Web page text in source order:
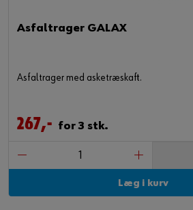
Asfaltrager GALAX
Asfaltrager med asketræskaft.
267,- for 3 stk.
Læg i kurv